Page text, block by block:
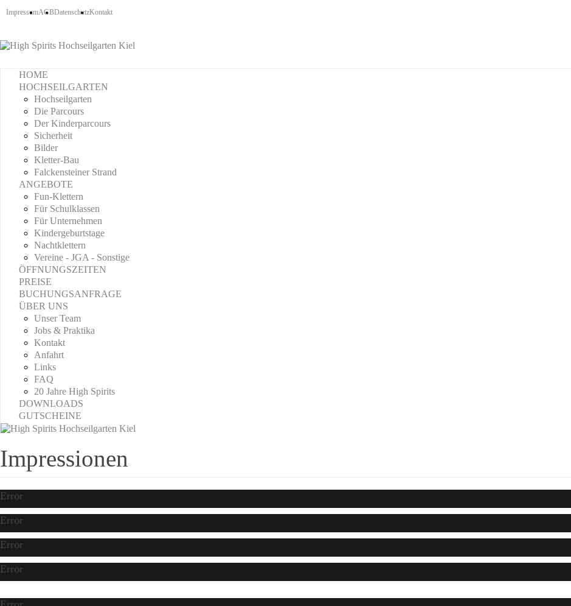
ImpressumAGBDatenschutzKontakt
HOME
HOCHSEILGARTEN
Hochseilgarten
Die Parcours
Der Kinderparcours
Sicherheit
Bilder
Kletter-Bau
Falckensteiner Strand
ANGEBOTE
Fun-Klettern
Für Schulklassen
Für Unternehmen
Kindergeburtstage
Nachtklettern
Vereine - JGA - Sonstige
ÖFFNUNGSZEITEN
PREISE
BUCHUNGSANFRAGE
ÜBER UNS
Unser Team
Jobs & Praktika
Kontakt
Anfahrt
Links
FAQ
20 Jahre High Spirits
DOWNLOADS
GUTSCHEINE
Impressionen
Error
Error
Error
Error